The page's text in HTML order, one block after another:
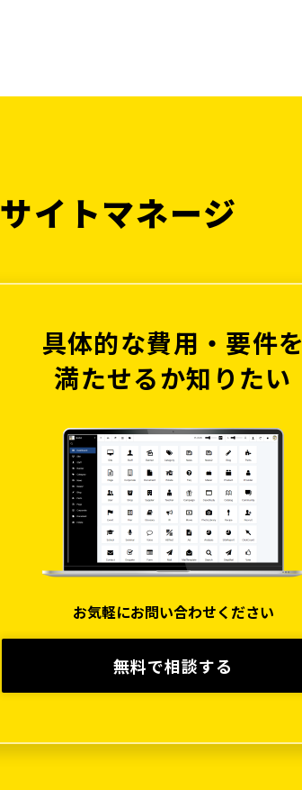
サイトマネージ
具体的な費用・要件を
満たせるか知りたい
お気軽にお問い合わせください
無料で相談する